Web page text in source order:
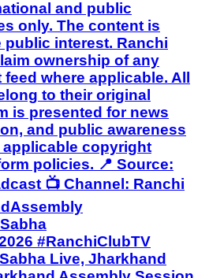
and public
only. The content is
public interest. Ranchi
ownership of any
where applicable. All
to their original
is presented for news
and public awareness
copyright
policies. 📍 Source:
📺 Channel: Ranchi
#RanchiClubTV
Live, Jharkhand